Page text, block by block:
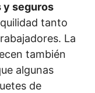
y seguros
tanto
La
también
algunas
de